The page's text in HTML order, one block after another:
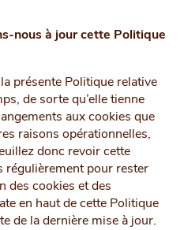
nous à jour cette Politique
présente Politique relative
de sorte qu’elle tienne
aux cookies que
raisons opérationnelles,
donc revoir cette
régulièrement pour rester
des cookies et des
en haut de cette Politique
de la dernière mise à jour.